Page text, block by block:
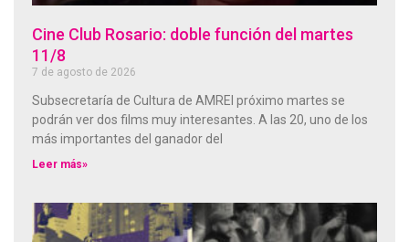
Cine Club Rosario: doble función del martes
11/8
7 de agosto de 2026
Subsecretaría de Cultura de AMREl próximo martes se
podrán ver dos films muy interesantes. A las 20, uno de los
más importantes del ganador del
Leer más»